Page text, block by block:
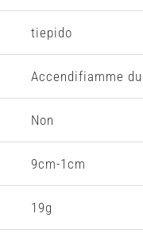
tiepido
Accendifiamme
Non
9cm-1cm
19g